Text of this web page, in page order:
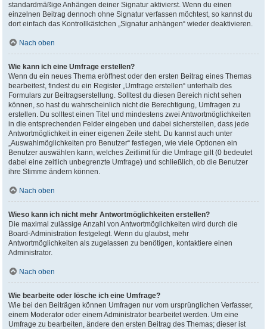
standardmäßige Anhängen deiner Signatur aktivierst. Wenn du einen
einzelnen Beitrag dennoch ohne Signatur verfassen möchtest, so kannst du
dort einfach das Kontrollkästchen „Signatur anhängen“ wieder deaktivieren.
Nach oben
Wie kann ich eine Umfrage erstellen?
Wenn du ein neues Thema eröffnest oder den ersten Beitrag eines Themas
bearbeitest, findest du ein Register „Umfrage erstellen“ unterhalb des
Formulars zur Beitragserstellung. Solltest du diesen Bereich nicht sehen
können, so hast du wahrscheinlich nicht die Berechtigung, Umfragen zu
erstellen. Du solltest einen Titel und mindestens zwei Antwortmöglichkeiten
in die entsprechenden Felder eingeben und dabei sicherstellen, dass jede
Antwortmöglichkeit in einer eigenen Zeile steht. Du kannst auch unter
„Auswahlmöglichkeiten pro Benutzer“ festlegen, wie viele Optionen ein
Benutzer auswählen kann, welches Zeitlimit für die Umfrage gilt (0 bedeutet
dabei eine zeitlich unbegrenzte Umfrage) und schließlich, ob die Benutzer
ihre Stimme ändern können.
Nach oben
Wieso kann ich nicht mehr Antwortmöglichkeiten erstellen?
Die maximal zulässige Anzahl von Antwortmöglichkeiten wird durch die
Board-Administration festgelegt. Wenn du glaubst, mehr
Antwortmöglichkeiten als zugelassen zu benötigen, kontaktiere einen
Administrator.
Nach oben
Wie bearbeite oder lösche ich eine Umfrage?
Wie bei den Beiträgen können Umfragen nur vom ursprünglichen Verfasser,
einem Moderator oder einem Administrator bearbeitet werden. Um eine
Umfrage zu bearbeiten, ändere den ersten Beitrag des Themas; dieser ist